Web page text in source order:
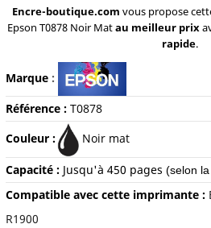
Encre-boutique.com vous propose
Epson T0878 Noir Matau meilleur prix
rapide.
Marque:
Référence : T0878
Couleur :
Noir mat
Capacité : Jusqu'à 450 pages (selon
Compatible avec cette imprimante :
R1900